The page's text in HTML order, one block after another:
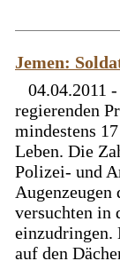
Jemen:
04.04.2011
regierenden
mindestens
Leben. Die
Polizei- und
Augenzeugen
versuchten in
einzudringen.
auf den